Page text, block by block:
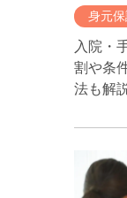
身元
入院・
割や条
法も解